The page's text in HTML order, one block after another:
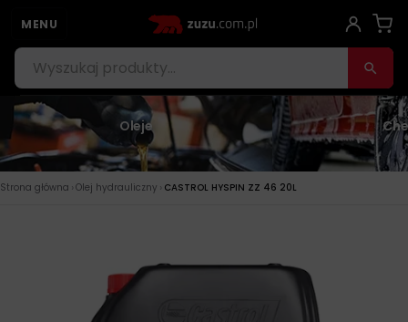
MENU
Oleje
Strona główna › Olej hydrauliczny › CASTROL HYSPIN ZZ 46 20L